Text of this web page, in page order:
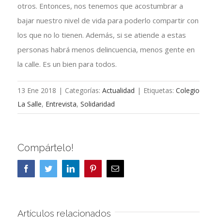
otros. Entonces, nos tenemos que acostumbrar a
bajar nuestro nivel de vida para poderlo compartir con
los que no lo tienen. Además, si se atiende a estas
personas habrá menos delincuencia, menos gente en
la calle. Es un bien para todos.
13 Ene 2018 | Categorías: Actualidad | Etiquetas: Colegio
La Salle, Entrevista, Solidaridad
Compártelo!
FacebookTwitterLinkedInPinterestCorreo
electrónico
Artículos relacionados